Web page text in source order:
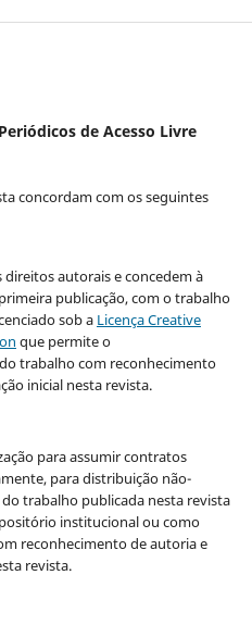
de Acesso Livre
concordam com os seguintes
autorais e concedem à
publicação, com o trabalho
sob a Licença Creative
que permite o
trabalho com reconhecimento
inicial nesta revista.
para assumir contratos
para distribuição não-
trabalho publicada nesta revista
institucional ou como
reconhecimento de autoria e
revista.